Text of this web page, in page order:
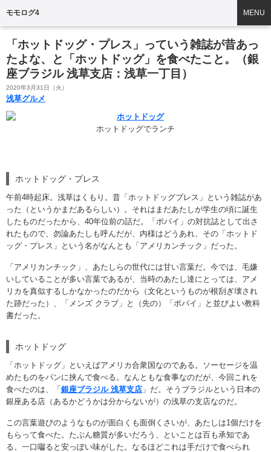
モモログ4 MENU
「ホットドッグ・プレス」っていう雑誌が昔あっ
たよな、と「ホットドッグ」を食べたこと。（銀
座ブラジル 浅草支店：浅草一丁目）
2020年3月31日（火）
浅草グルメ
ホットドッグでランチ
ホットドッグ・プレス
午前4時起床。浅草はくもり。昔「ホットドッグプレス」という雑誌があ
った（というかまだあるらしい）。それはまだあたしが学生の頃に誕生
したものだったから、40年位前の話だ。「ポパイ」の対抗誌として出さ
れたもので、勿論あたしも呼んだが、内様はどうあれ、その「ホットド
ッグ・プレス」という名がなんとも「アメリカンチック」だった。
「アメリカンチック」、あたしらの世代には甘い言葉だ。今では、毛嫌
いしていることが多い言葉であるが、当時のあたし達にとっては、アメ
リカを真似するしかなかったのだから（文化というものが根刮ぎ壊され
た跡だった）、「メンズ クラブ」と（先の）「ポパイ」と並びよい教科
書だった。
ホットドッグ
「ホットドッグ」といえばアメリカ合衆国なのである。ソーセージを温
めたものをパンに挟んで食べる。なんともな食事なのだが、今回これを
食べたのは、「 銀座ブラジル 浅草支店 」だ。そうブラジルという日本の
銀座ある店（あるかどうかは分からないが）の浅草の支店なのだ。
この言葉遊びのようなものが面白くも面倒くさいが、あたしは1個だけを
もらって食べた。たぶん糖質が多いだろう、といことは百も承知であ
る。一口囓ると安っぽい味がした。なるほどこれは手だけで食べられ